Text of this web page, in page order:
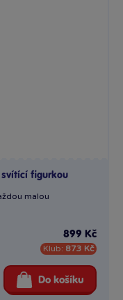
svítící figurkou
malou
899 Kč
Klub: 873 Kč
Do košíku